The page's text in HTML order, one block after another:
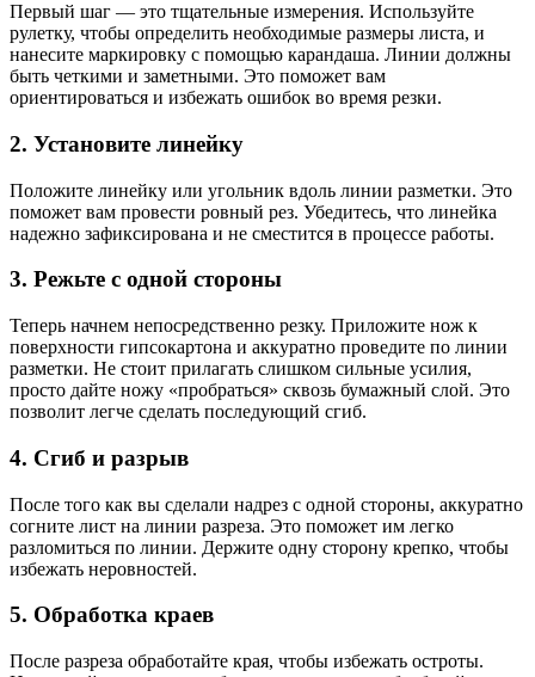
Первый шаг — это тщательные измерения. Используйте
рулетку, чтобы определить необходимые размеры листа, и
нанесите маркировку с помощью карандаша. Линии должны
быть четкими и заметными. Это поможет вам
ориентироваться и избежать ошибок во время резки.
2. Установите линейку
Положите линейку или угольник вдоль линии разметки. Это
поможет вам провести ровный рез. Убедитесь, что линейка
надежно зафиксирована и не сместится в процессе работы.
3. Режьте с одной стороны
Теперь начнем непосредственно резку. Приложите нож к
поверхности гипсокартона и аккуратно проведите по линии
разметки. Не стоит прилагать слишком сильные усилия,
просто дайте ножу «пробраться» сквозь бумажный слой. Это
позволит легче сделать последующий сгиб.
4. Сгиб и разрыв
После того как вы сделали надрез с одной стороны, аккуратно
согните лист на линии разреза. Это поможет им легко
разломиться по линии. Держите одну сторону крепко, чтобы
избежать неровностей.
5. Обработка краев
После разреза обработайте края, чтобы избежать остроты.